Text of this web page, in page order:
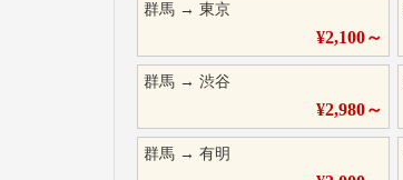
群馬 → 東京
¥2,100～
群馬 → 渋谷
¥2,980～
群馬 → 有明